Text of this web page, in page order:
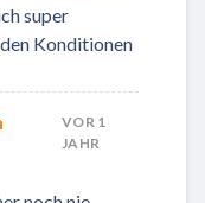
super
Konditionen
VOR 1
JAHR